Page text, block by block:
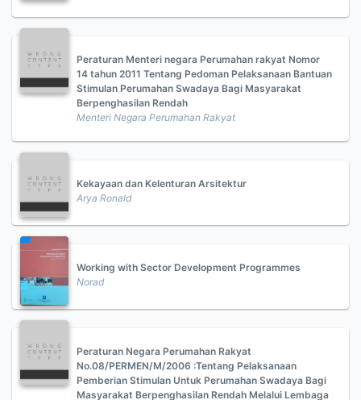
Peraturan Menteri negara Perumahan rakyat Nomor
14 tahun 2011 Tentang Pedoman Pelaksanaan Bantuan
Stimulan Perumahan Swadaya Bagi Masyarakat
Berpenghasilan Rendah
Menteri Negara Perumahan Rakyat
Kekayaan dan Kelenturan Arsitektur
Arya Ronald
Working with Sector Development Programmes
Norad
Peraturan Negara Perumahan Rakyat
No.08/PERMEN/M/2006 :Tentang Pelaksanaan
Pemberian Stimulan Untuk Perumahan Swadaya Bagi
Masyarakat Berpenghasilan Rendah Melalui Lembaga